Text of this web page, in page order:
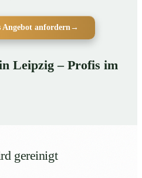
Angebot anfordern→
Leipzig – Profis im
gereinigt